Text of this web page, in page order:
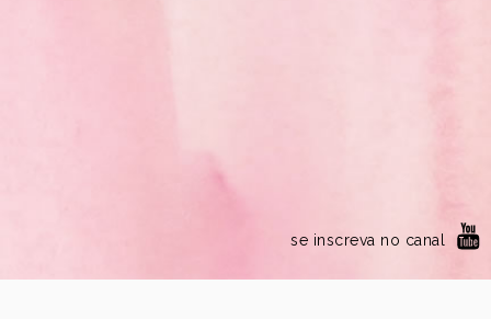
se inscreva no canal